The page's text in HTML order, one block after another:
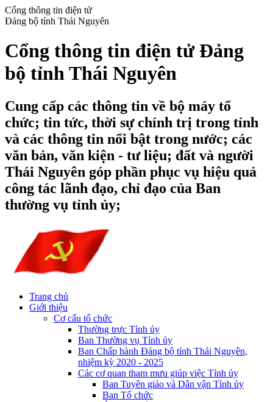
Cổng thông tin điện tử
Đảng bộ tỉnh Thái Nguyên
Cổng thông tin điện tử Đảng
bộ tỉnh Thái Nguyên
Cung cấp các thông tin về bộ máy tổ
chức; tin tức, thời sự chính trị trong tỉnh
và các thông tin nổi bật trong nước; các
văn bản, văn kiện - tư liệu; đất và người
Thái Nguyên góp phần phục vụ hiệu quả
công tác lãnh đạo, chỉ đạo của Ban
thường vụ tỉnh ủy;
Trang chủ
Giới thiệu
Cơ cấu tổ chức
Thường trực Tỉnh ủy
Ban Thường vụ Tỉnh ủy
Ban Chấp hành Đảng bộ tỉnh Thái Nguyên,
nhiệm kỳ 2020 - 2025
Các cơ quan tham mưu giúp việc Tỉnh ủy
Ban Tuyên giáo và Dân vận Tỉnh ủy
Ban Tổ chức